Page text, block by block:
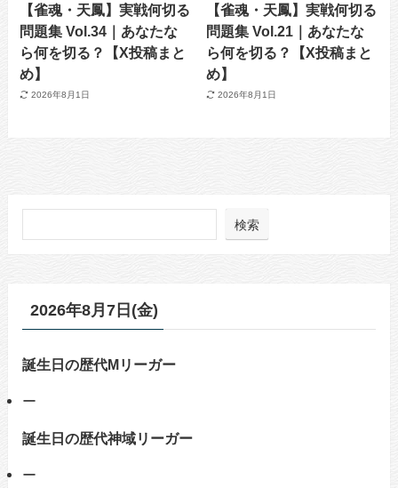
【雀魂・天鳳】実戦何切る
問題集 Vol.34｜あなたな
ら何を切る？【X投稿まと
め】
2026年8月1日
【雀魂・天鳳】実戦何切る
問題集 Vol.21｜あなたな
ら何を切る？【X投稿まと
め】
2026年8月1日
検索
2026年8月7日(金)
誕生日の歴代Mリーガー
ー
誕生日の歴代神域リーガー
ー